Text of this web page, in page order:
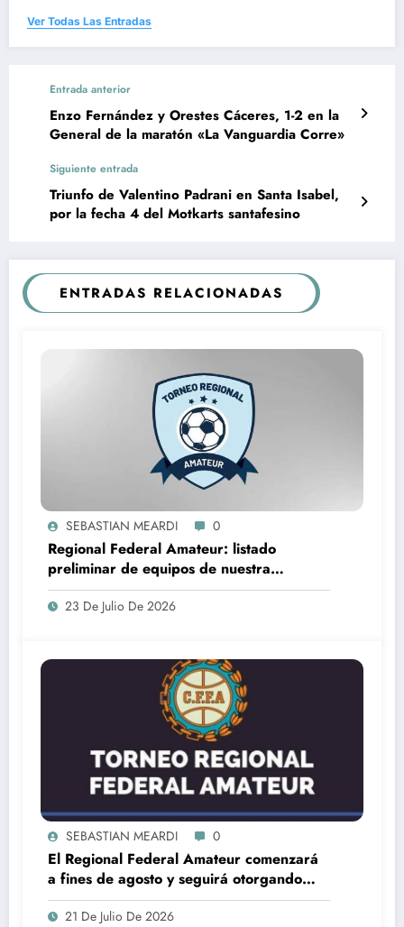
Ver Todas Las Entradas
Entrada anterior
Enzo Fernández y Orestes Cáceres, 1-2 en la
General de la maratón «La Vanguardia Corre»
Siguiente entrada
Triunfo de Valentino Padrani en Santa Isabel,
por la fecha 4 del Motkarts santafesino
ENTRADAS RELACIONADAS
SEBASTIAN MEARDI 0
Regional Federal Amateur: listado
preliminar de equipos de nuestra
provincia que lo jugarán
23 De Julio De 2026
SEBASTIAN MEARDI 0
El Regional Federal Amateur comenzará
a fines de agosto y seguirá otorgando
cuatro ascensos al Torneo Federal A
21 De Julio De 2026